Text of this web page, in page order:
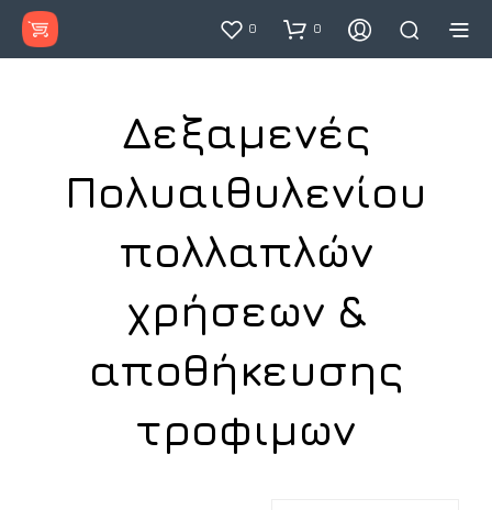
0 0
Δεξαμενές
Πολυαιθυλενίου
πολλαπλών
χρήσεων &
αποθήκευσης
τροφιμων